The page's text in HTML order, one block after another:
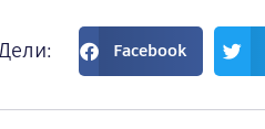
Facebook